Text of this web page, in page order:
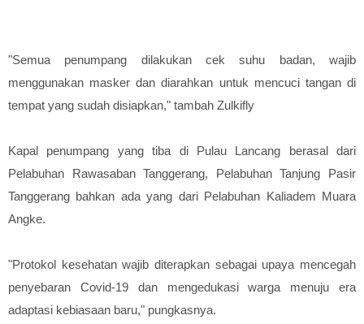
"Semua penumpang dilakukan cek suhu badan, wajib
menggunakan masker dan diarahkan untuk mencuci tangan di
tempat yang sudah disiapkan," tambah Zulkifly
Kapal penumpang yang tiba di Pulau Lancang berasal dari
Pelabuhan Rawasaban Tanggerang, Pelabuhan Tanjung Pasir
Tanggerang bahkan ada yang dari Pelabuhan Kaliadem Muara
Angke.
"Protokol kesehatan wajib diterapkan sebagai upaya mencegah
penyebaran Covid-19 dan mengedukasi warga menuju era
adaptasi kebiasaan baru," pungkasnya.